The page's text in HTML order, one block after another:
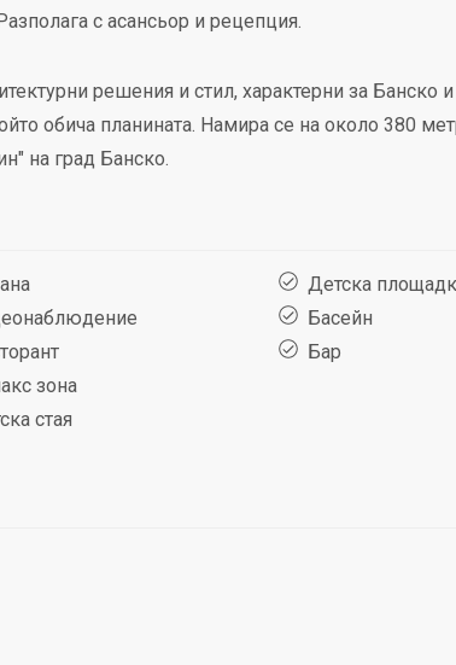
с асансьор и рецепция.
решения и стил, характерни за Банско
обича планината. Намира се на около 380
на град Банско.
зона
стая
Детска
Басейн
Бар